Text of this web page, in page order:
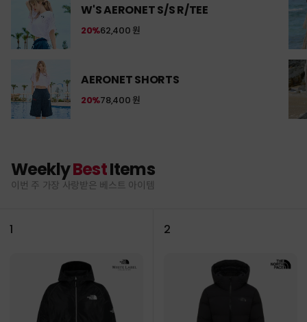
W'S AERONET S/S R/TEE
62,400 원
20%
AERONET SHORTS
78,400 원
20%
WeeklyBestItems
이번 주 가장 사랑받은 베스트 아이템
1 2